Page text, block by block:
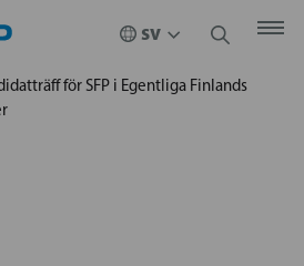
för SFP i Egentliga Finlands